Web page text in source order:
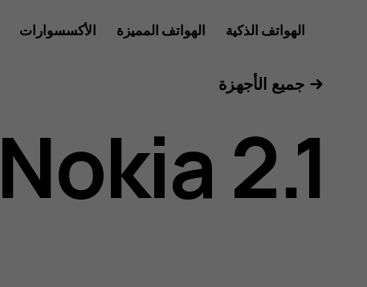
دليل
مستخدم
هاتف
الهواتف الذكية الهواتف المميزة الأكسسوارات
جميع الأجهزة
Nokia 2.1